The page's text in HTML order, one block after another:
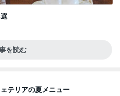
を読む
テリアの夏メニュー